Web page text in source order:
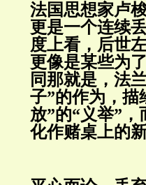
法国思想家卢
更是一个连续
度上看，后世
更像是某些为
同那就是，法
子”的作为，描
放”的“义举”
化作赌桌上的新